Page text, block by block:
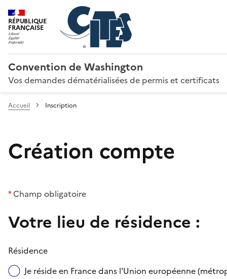
RÉPUBLIQUE
FRANÇAISE
Convention de Washington
Vos demandes dématérialisées de permis et certificats
Accueil Inscription
Création compte
*Champ obligatoire
Votre lieu de résidence :
Résidence
Je réside en France dans l'Union européenne